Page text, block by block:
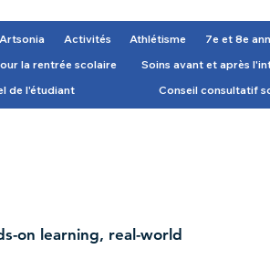
7e et 8e
Athlétisme
Activités
Artsonia
Soins avant et après
la rentrée scolaire
Conseil consultatif
de l'étudiant
on learning, real-world